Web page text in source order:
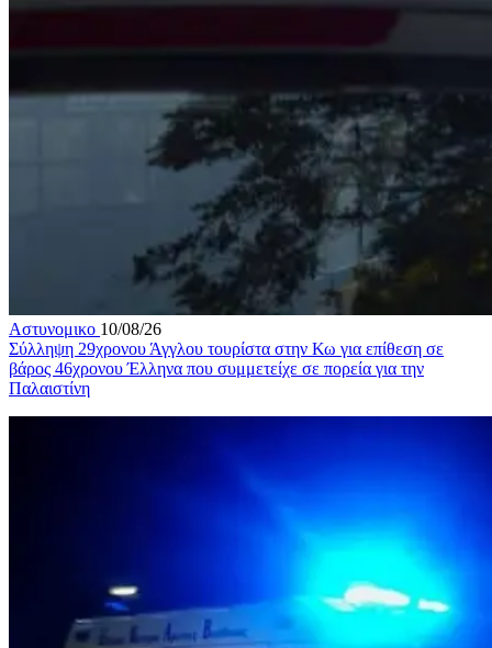
Αστυνομικο 10/08/26
Σύλληψη 29χρονου Άγγλου τουρίστα στην Κω για επίθεση σε
βάρος 46χρονου Έλληνα που συμμετείχε σε πορεία για την
Παλαιστίνη